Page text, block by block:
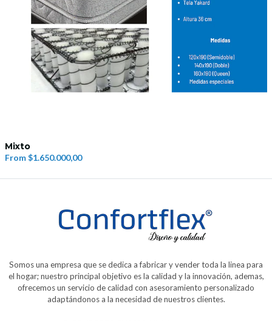
Mixto
From$1.650.000,00
Somos una empresa que se dedica a fabricar y vender toda la linea para
el hogar; nuestro principal objetivo es la calidad y la innovación, ademas,
ofrecemos un servicio de calidad con asesoramiento personalizado
adaptándonos a la necesidad de nuestros clientes.